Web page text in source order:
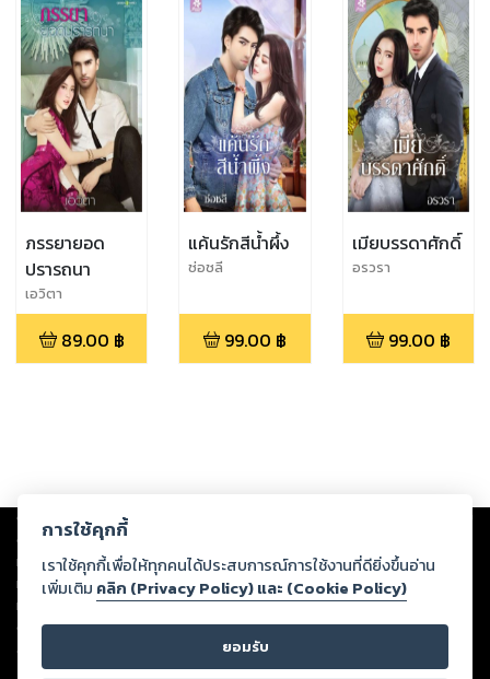
ภรรยายอด
ปรารถนา
เอวิตา
89.00 ฿
แค้นรักสีน้ำผึ้ง
ช่อชลี
99.00 ฿
เมียบรรดาศักดิ์
อรวรา
99.00 ฿
Copyright © 2026
ต่อผลงานหรือเนื้อหาใดที่อัปโหลดผ่านเว็บไซต์และปรากฏว่าละเมิดสิทธิใน
ทรัพย์สินทางปัญญาของบุคคลอื่นหรือขัดต่อกฎหมายและศีลธรรม ดังนั้น ผู้อ่าน
ทุกท่านโปรดใช้วิจารณญาณในการกลั่นกรองด้วยตนเอง และหากท่านพบว่าส่วน
หนึ่งส่วนใดขัดต่อกฎหมายและศีลธรรม กรุณาแจ้งมายังบริษัท เพื่อทีมงานจะได้
ดำเนินการในทันที ทั้งนี้ ทางสตอรี่ล็อกขอสงวนลิขสิทธิ์ตามพระราชบัญญัติ
ลิขสิทธิ์ พ.ศ. 2537 (ฉบับล่าสุด)
การใช้คุกกี้
เราใช้คุกกี้เพื่อให้ทุกคนได้ประสบการณ์การใช้งานที่ดียิ่งขึ้นอ่าน
เพิ่มเติม คลิก (Privacy Policy) และ (Cookie Policy)
ยอมรับ